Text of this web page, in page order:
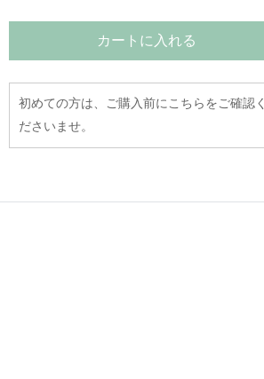
カートに入れる
初めての方は、ご購入前にこちらをご確認く
ださいませ。